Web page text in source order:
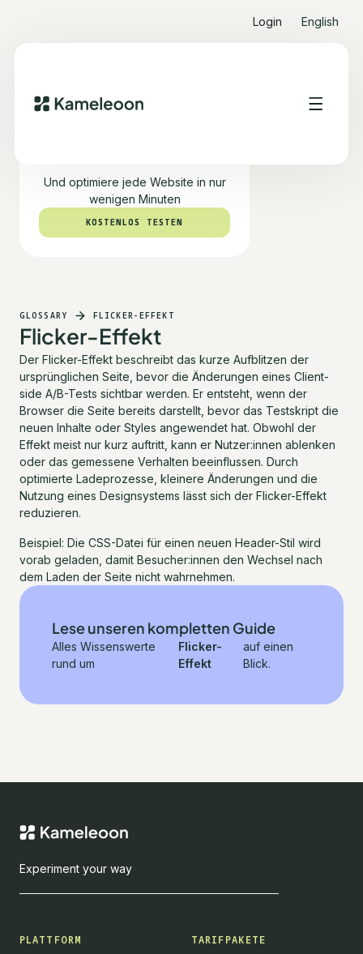
Login English
Und optimiere jede Website in nur
wenigen Minuten
KOSTENLOS TESTEN
KOSTENLOS TESTEN
GLOSSARY FLICKER-EFFEKT
Flicker-Effekt
Der Flicker-Effekt beschreibt das kurze Aufblitzen der
ursprünglichen Seite, bevor die Änderungen eines Client-
side A/B-Tests sichtbar werden. Er entsteht, wenn der
Browser die Seite bereits darstellt, bevor das Testskript die
neuen Inhalte oder Styles angewendet hat. Obwohl der
Effekt meist nur kurz auftritt, kann er Nutzer:innen ablenken
oder das gemessene Verhalten beeinflussen. Durch
optimierte Ladeprozesse, kleinere Änderungen und die
Nutzung eines Designsystems lässt sich der Flicker-Effekt
reduzieren.
Beispiel: Die CSS-Datei für einen neuen Header-Stil wird
vorab geladen, damit Besucher:innen den Wechsel nach
dem Laden der Seite nicht wahrnehmen.
Lese unseren kompletten Guide
Alles Wissenswerte
rund um
Flicker-
Effekt
auf einen
Blick.
Experiment your way
PLATTFORM TARIFPAKETE